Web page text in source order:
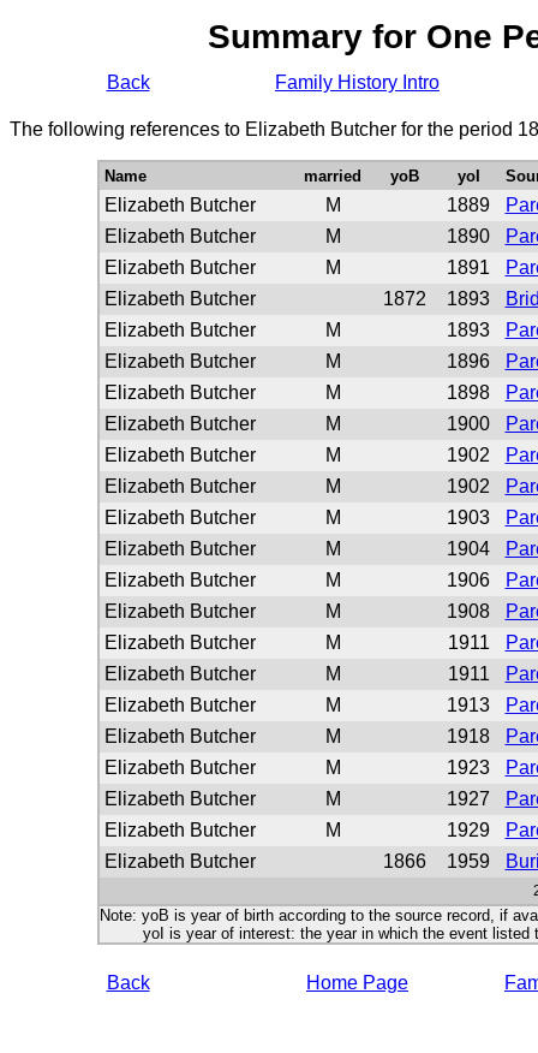
Summary for One
Back Family History Intro
The following references to Elizabeth Butcher for the period
Name married yoB yoI
Elizabeth Butcher M 1889
Elizabeth Butcher
M 1890
Elizabeth Butcher
M 1891
Elizabeth Butcher
1872 1893
Elizabeth Butcher
M 1893
Elizabeth Butcher
M 1896
Elizabeth Butcher
M 1898
Elizabeth Butcher
M 1900
Elizabeth Butcher
M 1902
Elizabeth Butcher
M 1902
Elizabeth Butcher
M 1903
Elizabeth Butcher
M 1904
Elizabeth Butcher
M 1906
Elizabeth Butcher
M 1908
Elizabeth Butcher
M 1911
Elizabeth Butcher
M 1911
Elizabeth Butcher
M 1913
Elizabeth Butcher
M 1918
Elizabeth Butcher
M 1923
Elizabeth Butcher
M 1927
Elizabeth Butcher
M 1929
Elizabeth Butcher
1866 1959
Note: yoB is year of birth according to the source record, if
yoI is year of interest: the year in which the event listed
Back Home Page